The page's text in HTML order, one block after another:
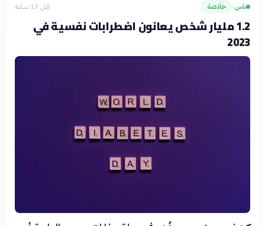
ناس› خلاصة قبل 17 ساعة
1.2 مليار شخص يعانون اضطرابات نفسية في
2023